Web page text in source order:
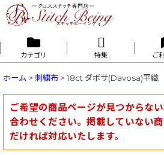
カテゴリ 特集 ご
ホーム > 刺繍布 > 18ct ダボサ(Davosa)平織
ご希望の商品ページが見つからな
合わせください。掲載していない
だければ対応いたします。